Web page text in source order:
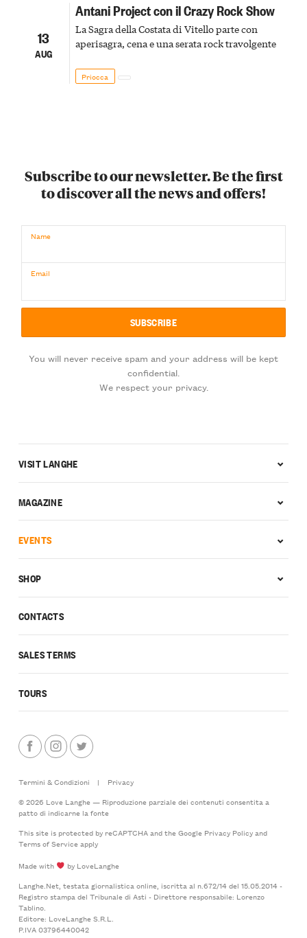
13
AUG
Antani Project con il Crazy Rock Show
La Sagra della Costata di Vitello parte con
aperisagra, cena e una serata rock travolgente
Priocca
Subscribe to our newsletter. Be the first
to discover all the news and offers!
Name
Email
You will never receive spam and your address will be kept
confidential.
We respect your privacy.
CONTACTS
SALES TERMS
TOURS
VISIT LANGHE
MAGAZINE
EVENTS
SHOP
Termini & Condizioni |
Privacy
© 2026 Love Langhe — Riproduzione parziale dei contenuti consentita a
patto di indicarne la fonte
This site is protected by reCAPTCHA and the Google Privacy Policyand
Terms of Serviceapply
Made with
by LoveLanghe
Langhe.Net, testata giornalistica online, iscritta al n.672/14 del 15.05.2014 -
Registro stampa del Tribunale di Asti - Direttore responsabile: Lorenzo
Tablino.
Editore: LoveLanghe S.R.L.
P.IVA 03796440042